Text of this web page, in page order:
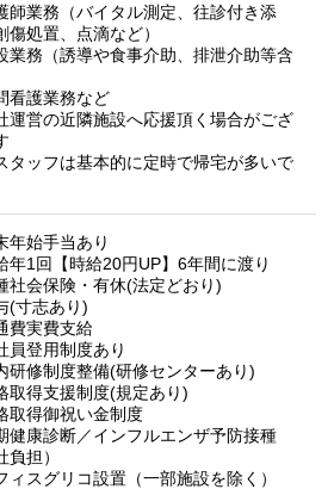
師業務（バイタル測定、往診付き添
傷処置、点滴など）
業務（誘導や食事介助、排泄介助等含
看護業務など
運営の近隣施設へ応援頂く場合がござ
タッフは基本的に定時で帰宅が多いで
年始手当あり
年1回【時給20円UP】6年間に渡り
社会保険・有休(法定どおり)
(寸志あり)
費実費支給
員登用制度あり
研修制度整備(研修センターあり)
取得支援制度(規定あり)
取得御祝い金制度
健康診断／インフルエンザ予防接種
負担）
ィスグリコ設置（一部施設を除く）